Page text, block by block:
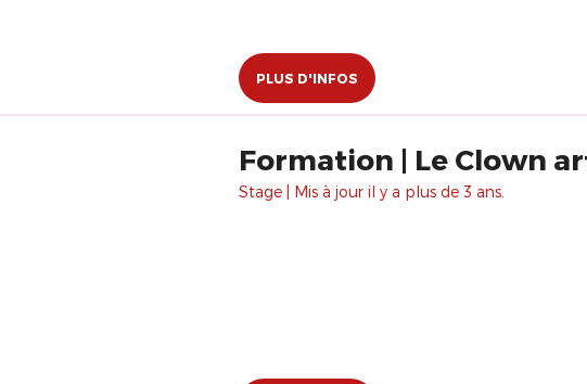
PLUS D'INFOS
Formation | Le Clown
Stage | Mis à jour il y a plus de 3 ans.